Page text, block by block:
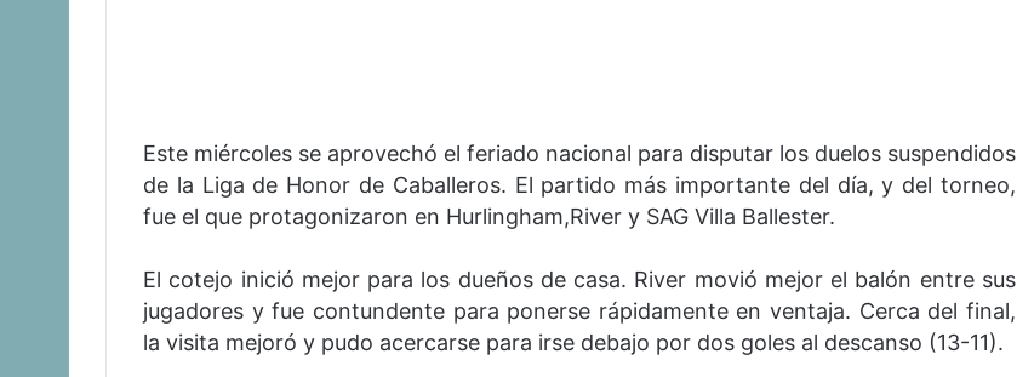
Este miércoles se aprovechó el feriado nacional para disputar los duelos suspendidos
de la Liga de Honor de Caballeros. El partido más importante del día, y del torneo,
fue el que protagonizaron en Hurlingham,River y SAG Villa Ballester.
El cotejo inició mejor para los dueños de casa. River movió mejor el balón entre sus
jugadores y fue contundente para ponerse rápidamente en ventaja. Cerca del final,
la visita mejoró y pudo acercarse para irse debajo por dos goles al descanso (13-11).